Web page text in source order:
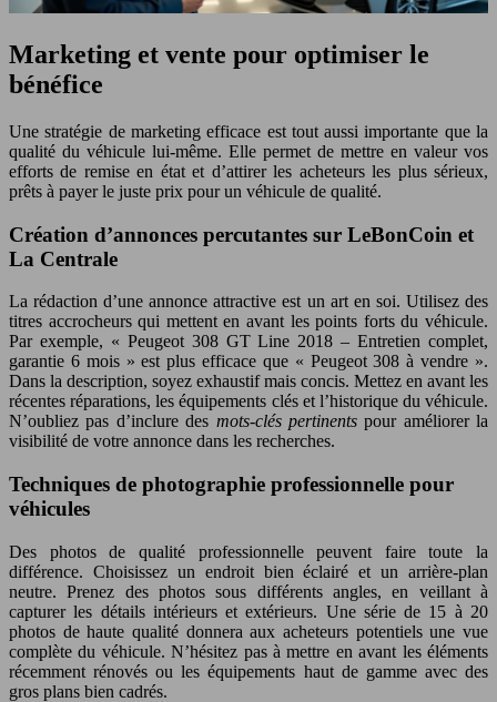
Marketing et vente pour optimiser le
bénéfice
Une stratégie de marketing efficace est tout aussi importante que la
qualité du véhicule lui-même. Elle permet de mettre en valeur vos
efforts de remise en état et d’attirer les acheteurs les plus sérieux,
prêts à payer le juste prix pour un véhicule de qualité.
Création d’annonces percutantes sur LeBonCoin et
La Centrale
La rédaction d’une annonce attractive est un art en soi. Utilisez des
titres accrocheurs qui mettent en avant les points forts du véhicule.
Par exemple, « Peugeot 308 GT Line 2018 – Entretien complet,
garantie 6 mois » est plus efficace que « Peugeot 308 à vendre ».
Dans la description, soyez exhaustif mais concis. Mettez en avant les
récentes réparations, les équipements clés et l’historique du véhicule.
N’oubliez pas d’inclure des mots-clés pertinentspour améliorer la
visibilité de votre annonce dans les recherches.
Techniques de photographie professionnelle pour
véhicules
Des photos de qualité professionnelle peuvent faire toute la
différence. Choisissez un endroit bien éclairé et un arrière-plan
neutre. Prenez des photos sous différents angles, en veillant à
capturer les détails intérieurs et extérieurs. Une série de 15 à 20
photos de haute qualité donnera aux acheteurs potentiels une vue
complète du véhicule. N’hésitez pas à mettre en avant les éléments
récemment rénovés ou les équipements haut de gamme avec des
gros plans bien cadrés.